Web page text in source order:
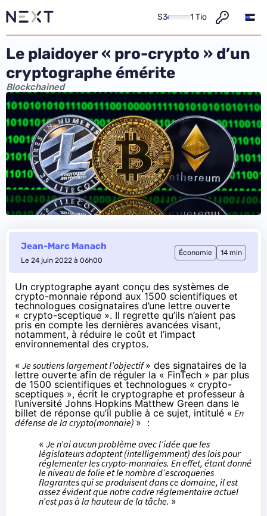
S3 1 Tio
Le plaidoyer « pro-crypto » d’un
cryptographe émérite
Blockchained
Jean-Marc Manach
Le 24 juin 2022 à 06h00
Économie 14 min
Un cryptographe ayant conçu des systèmes de
crypto-monnaie répond aux 1500 scientifiques et
technologues cosignataires d’une lettre ouverte
« crypto-sceptique ». Il regrette qu’ils n’aient pas
pris en compte les dernières avancées visant,
notamment, à réduire le coût et l’impact
environnemental des cryptos.
« Je soutiens largement l’objectif» des signataires de la
lettre ouverte afin de réguler la « FinTech » par plus
de 1500 scientifiques et technologues « crypto-
sceptiques », écrit le cryptographe et professeur à
l’université Johns Hopkins Matthew Green dans le
billet de réponse qu’il publie à ce sujet, intitulé « En
défense de la crypto(monnaie) » :
« Je n’ai aucun problème avec l’idée que les
législateurs adoptent (intelligemment) des lois pour
réglementer les crypto-monnaies. En effet, étant donné
le niveau de folie et le nombre d’escroqueries
flagrantes qui se produisent dans ce domaine, il est
assez évident que notre cadre réglementaire actuel
n’est pas à la hauteur de la tâche. »